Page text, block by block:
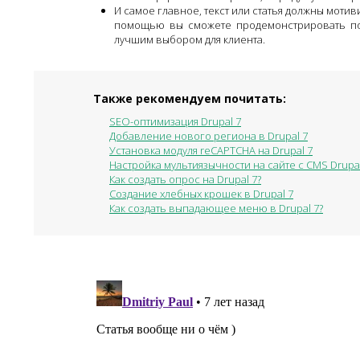
И самое главное, текст или статья должны
помощью вы сможете продемонстрировать
лучшим выбором для клиента.
Также рекомендуем почитать:
SEO-оптимизация Drupal 7
Добавление нового региона в Drupal 7
Установка модуля reCAPTCHA на Drupal 7
Настройка мультиязычности на сайте с CMS
Как создать опрос на Drupal 7?
Создание хлебных крошек в Drupal 7
Как создать выпадающее меню в Drupal 7?